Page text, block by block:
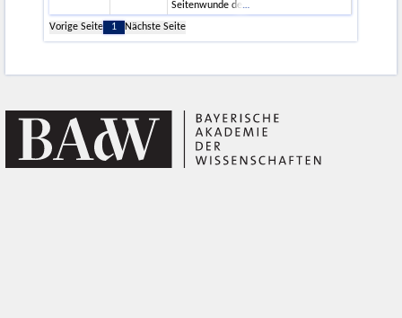
Seitenwunde de
Vorige Seite
1 Nächste Seite